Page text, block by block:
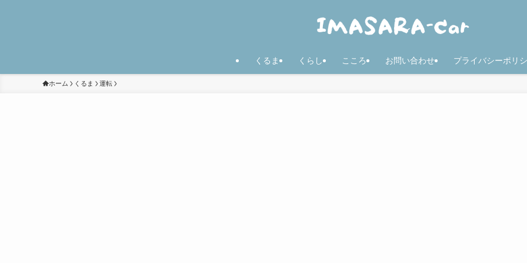
くるま くらし こころ お問い合わせ プライバシーポリ
ホーム くるま 運転